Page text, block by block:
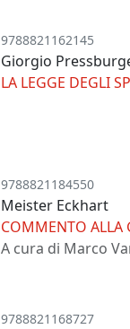
9788821162145
Giorgio
LA LEGGE DEGLI
9788821184550
Meister Eckhart
COMMENTO ALLA
A cura di Marco
9788821168727